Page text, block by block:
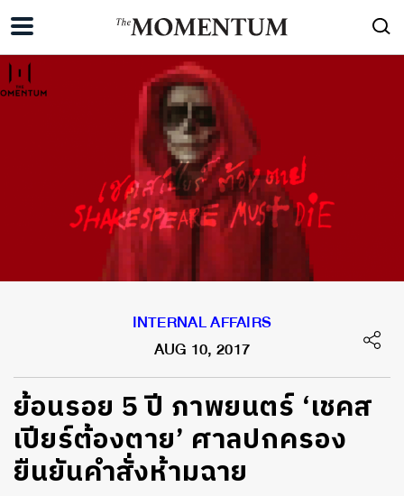
INTERNAL AFFAIRS
AUG 10, 2017
​ย้อนรอย 5 ปี ภาพยนตร์ ‘เชคส
เปียร์ต้องตาย’ ศาลปกครอง
ยืนยันคำสั่งห้ามฉาย